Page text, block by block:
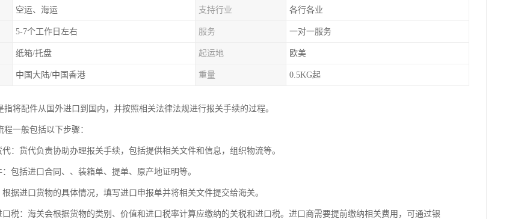
空运、海运 支持行业 各行各业
5-7个工作日左右 服务 一对一服务
纸箱/托盘 起运地 欧美
中国大陆/中国香港 重量 0.5KG起
指将配件从国外进口到国内，并按照相关法律法规进行报关手续的过程。
程一般包括以下步骤：
：货代负责协助办理报关手续，包括提供相关文件和信息，组织物流等。
包括进口合同、、装箱单、提单、原产地证明等。
据进口货物的具体情况，填写进口申报单并将相关文件提交给海关。
口税：海关会根据货物的类别、价值和进口税率计算应缴纳的关税和进口税。进口商需要提前缴纳相关费用，可通过银